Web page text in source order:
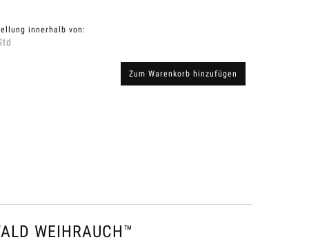
innerhalb von:
Zum Warenkorb hinzufügen
WEIHRAUCH™